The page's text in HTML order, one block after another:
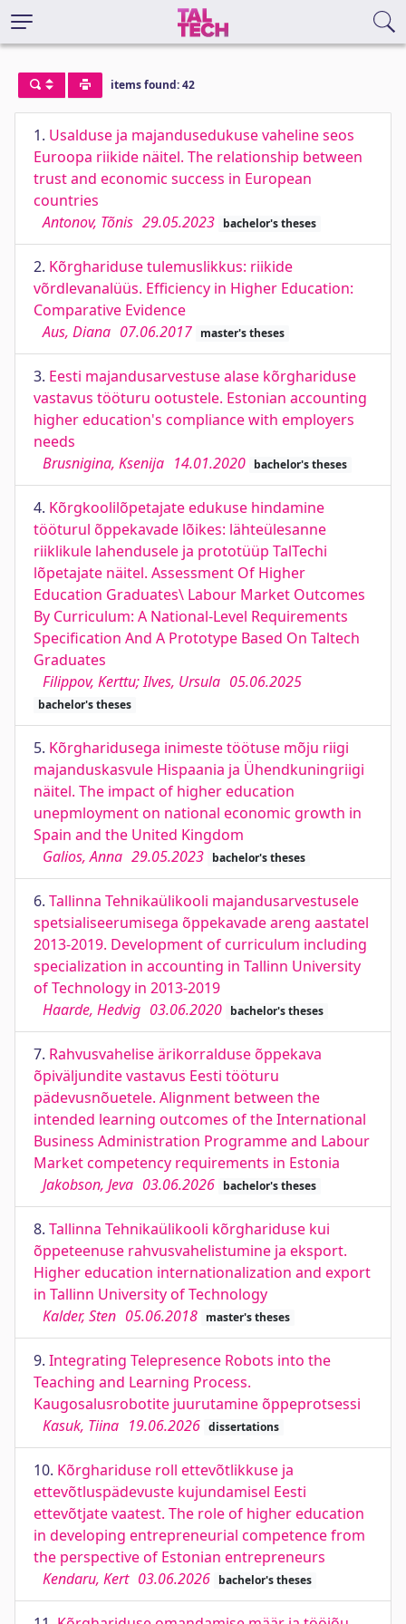
items found: 42
1. Usalduse ja majandusedukuse vaheline seos
Euroopa riikide näitel. The relationship between
trust and economic success in European
countries
Antonov, Tõnis 29.05.2023 bachelor's theses
2. Kõrghariduse tulemuslikkus: riikide
võrdlevanalüüs. Efficiency in Higher Education:
Comparative Evidence
Aus, Diana 07.06.2017 master's theses
3. Eesti majandusarvestuse alase kõrghariduse
vastavus tööturu ootustele. Estonian accounting
higher education's compliance with employers
needs
Brusnigina, Ksenija 14.01.2020 bachelor's theses
4. Kõrgkoolilõpetajate edukuse hindamine
tööturul õppekavade lõikes: lähteülesanne
riiklikule lahendusele ja prototüüp TalTechi
lõpetajate näitel. Assessment Of Higher
Education Graduates\ Labour Market Outcomes
By Curriculum: A National-Level Requirements
Specification And A Prototype Based On Taltech
Graduates
Filippov, Kerttu; Ilves, Ursula 05.06.2025
bachelor's theses
5. Kõrgharidusega inimeste töötuse mõju riigi
majanduskasvule Hispaania ja Ühendkuningriigi
näitel. The impact of higher education
unepmloyment on national economic growth in
Spain and the United Kingdom
Galios, Anna 29.05.2023 bachelor's theses
6. Tallinna Tehnikaülikooli majandusarvestusele
spetsialiseerumisega õppekavade areng aastatel
2013-2019. Development of curriculum including
specialization in accounting in Tallinn University
of Technology in 2013-2019
Haarde, Hedvig 03.06.2020 bachelor's theses
7. Rahvusvahelise ärikorralduse õppekava
õpiväljundite vastavus Eesti tööturu
pädevusnõuetele. Alignment between the
intended learning outcomes of the International
Business Administration Programme and Labour
Market competency requirements in Estonia
Jakobson, Jeva 03.06.2026 bachelor's theses
8. Tallinna Tehnikaülikooli kõrghariduse kui
õppeteenuse rahvusvahelistumine ja eksport.
Higher education internationalization and export
in Tallinn University of Technology
Kalder, Sten 05.06.2018 master's theses
9. Integrating Telepresence Robots into the
Teaching and Learning Process.
Kaugosalusrobotite juurutamine õppeprotsessi
Kasuk, Tiina 19.06.2026 dissertations
10. Kõrghariduse roll ettevõtlikkuse ja
ettevõtluspädevuste kujundamisel Eesti
ettevõtjate vaatest. The role of higher education
in developing entrepreneurial competence from
the perspective of Estonian entrepreneurs
Kendaru, Kert 03.06.2026 bachelor's theses